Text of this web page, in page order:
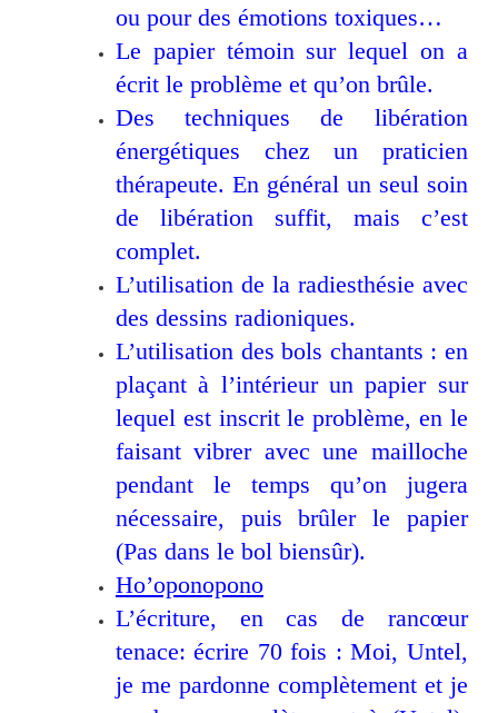
ou pour des émotions toxiques…
Le papier témoin sur lequel on a
écrit le problème et qu’on brûle.
Des techniques de libération
énergétiques chez un praticien
thérapeute. En général un seul soin
de libération suffit, mais c’est
complet.
L’utilisation de la radiesthésie avec
des dessins radioniques.
L’utilisation des bols chantants : en
plaçant à l’intérieur un papier sur
lequel est inscrit le problème, en le
faisant vibrer avec une mailloche
pendant le temps qu’on jugera
nécessaire, puis brûler le papier
(Pas dans le bol biensûr).
Ho’oponopono
L’écriture, en cas de rancœur
tenace: écrire 70 fois : Moi, Untel,
je me pardonne complètement et je